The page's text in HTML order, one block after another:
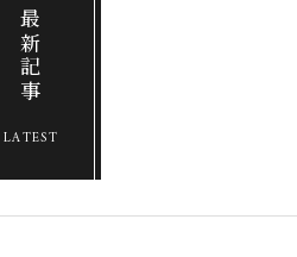
最新記事
LATEST